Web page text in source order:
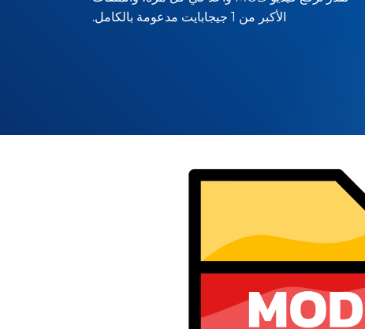
الأكبر من 1 جيجابايت مدعومة بالكامل.